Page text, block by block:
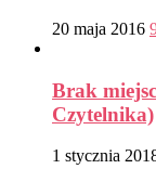
20 maja 2016
Brak
Czytelnika)
1 stycznia